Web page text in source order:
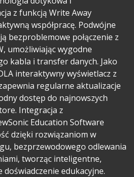
z funkcją Write Away
współpracę. Podwójne
bezproblemowe połączenie z
umożliwiając wygodne
kabla i transfer danych. Jako
interaktywny wyświetlacz z
regularne aktualizacje
dostęp do najnowszych
Integracja z
Education Software
dzięki rozwiązaniom w
bezprzewodowego odlewania
tworząc inteligentne,
doświadczenie edukacyjne.